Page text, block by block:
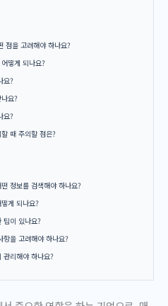
점을 고려해야 하나요?
떻게 되나요?
요?
요?
요?
때 주의할 점은?
정보를 검색해야 하나요?
게 되나요?
팁이 있나요?
항을 고려해야 하나요?
관리해야 하나요?